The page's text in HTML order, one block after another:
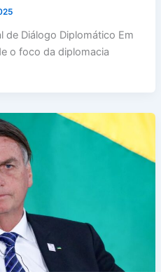
de Diálogo Diplomático Em
o foco da diplomacia